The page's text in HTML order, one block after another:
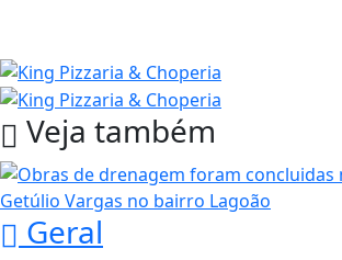
Veja também
Geral